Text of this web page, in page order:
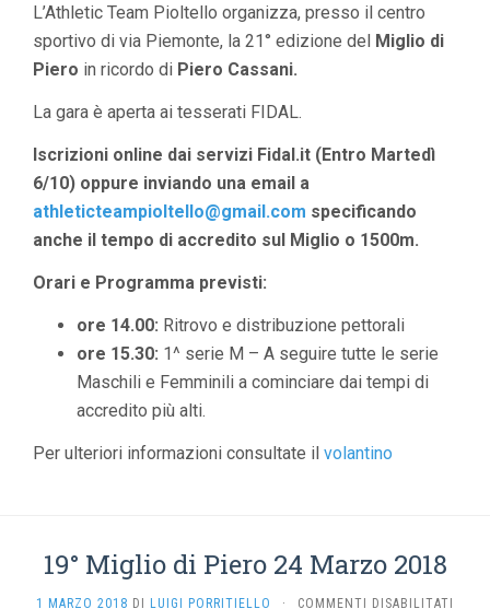
L’Athletic Team Pioltello organizza, presso il centro
sportivo di via Piemonte, la 21° edizione del Miglio di
Piero in ricordo di Piero Cassani.
La gara è aperta ai tesserati FIDAL.
Iscrizioni online dai servizi Fidal.it (Entro Martedì
6/10) oppure inviando una email a
athleticteampioltello@gmail.com specificando
anche il tempo di accredito sul Miglio o 1500m.
Orari e Programma previsti:
ore 14.00: Ritrovo e distribuzione pettorali
ore 15.30: 1^ serie M – A seguire tutte le serie
Maschili e Femminili a cominciare dai tempi di
accredito più alti.
Per ulteriori informazioni consultate il volantino
19° Miglio di Piero 24 Marzo 2018
1 MARZO 2018 DI LUIGI PORRITIELLO · COMMENTI DISABILITATI